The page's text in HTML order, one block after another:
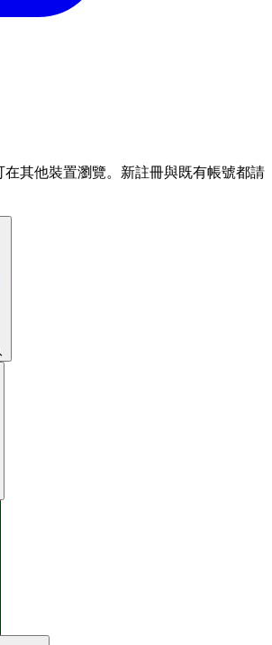
在其他裝置瀏覽。新註冊與既有帳號都請